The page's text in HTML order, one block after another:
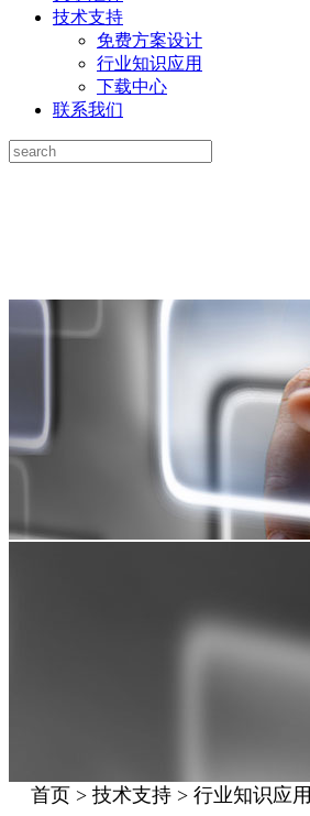
技术支持
免费方案设计
行业知识应用
下载中心
联系我们
首页 > 技术支持 > 行业知识应用